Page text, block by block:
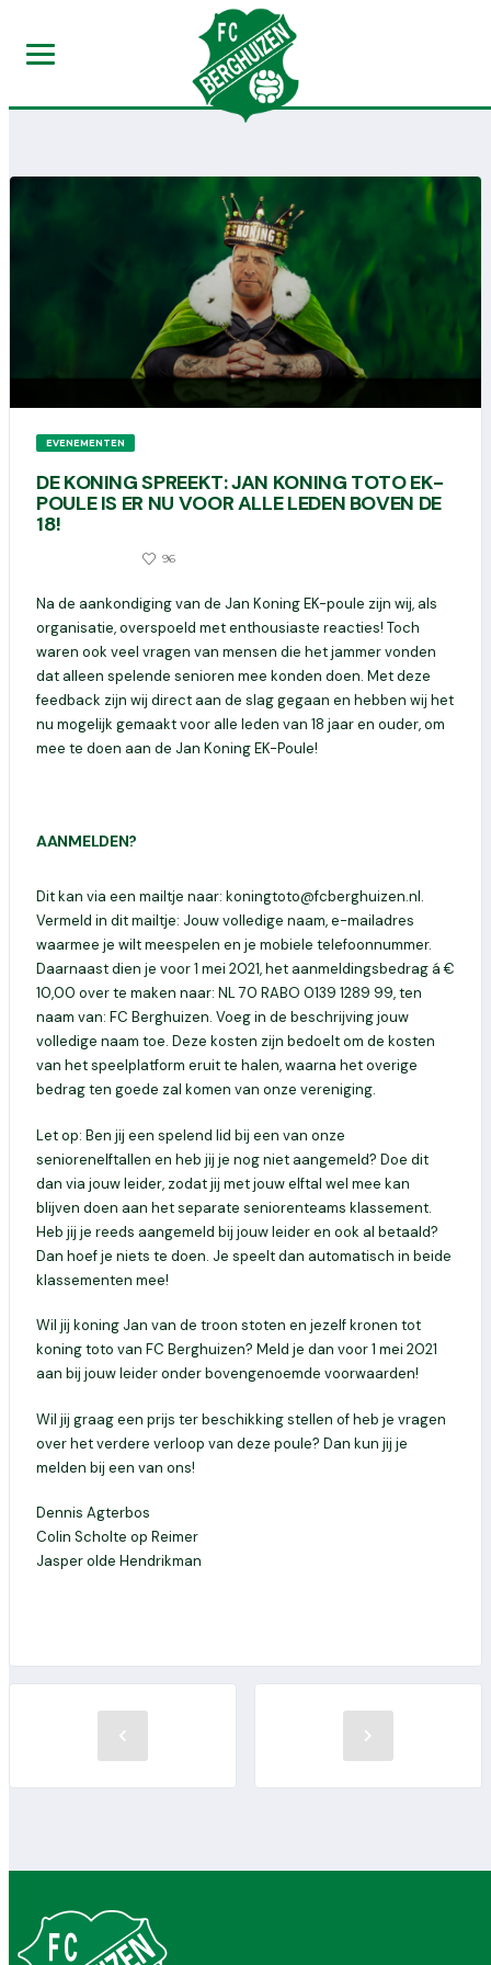
EVENEMENTEN
DE KONING SPREEKT: JAN KONING TOTO EK-
POULE IS ER NU VOOR ALLE LEDEN BOVEN DE
18!
96
Na de aankondiging van de Jan Koning EK-poule zijn wij, als
organisatie, overspoeld met enthousiaste reacties! Toch
waren ook veel vragen van mensen die het jammer vonden
dat alleen spelende senioren mee konden doen. Met deze
feedback zijn wij direct aan de slag gegaan en hebben wij het
nu mogelijk gemaakt voor alle leden van 18 jaar en ouder, om
mee te doen aan de Jan Koning EK-Poule!
AANMELDEN?
Dit kan via een mailtje naar: koningtoto@fcberghuizen.nl.
Vermeld in dit mailtje: Jouw volledige naam, e-mailadres
waarmee je wilt meespelen en je mobiele telefoonnummer.
Daarnaast dien je voor 1 mei 2021, het aanmeldingsbedrag á €
10,00 over te maken naar: NL 70 RABO 0139 1289 99, ten
naam van: FC Berghuizen. Voeg in de beschrijving jouw
volledige naam toe. Deze kosten zijn bedoelt om de kosten
van het speelplatform eruit te halen, waarna het overige
bedrag ten goede zal komen van onze vereniging.
Let op: Ben jij een spelend lid bij een van onze
seniorenelftallen en heb jij je nog niet aangemeld? Doe dit
dan via jouw leider, zodat jij met jouw elftal wel mee kan
blijven doen aan het separate seniorenteams klassement.
Heb jij je reeds aangemeld bij jouw leider en ook al betaald?
Dan hoef je niets te doen. Je speelt dan automatisch in beide
klassementen mee!
Wil jij koning Jan van de troon stoten en jezelf kronen tot
koning toto van FC Berghuizen? Meld je dan voor 1 mei 2021
aan bij jouw leider onder bovengenoemde voorwaarden!
Wil jij graag een prijs ter beschikking stellen of heb je vragen
over het verdere verloop van deze poule? Dan kun jij je
melden bij een van ons!
Dennis Agterbos
Colin Scholte op Reimer
Jasper olde Hendrikman